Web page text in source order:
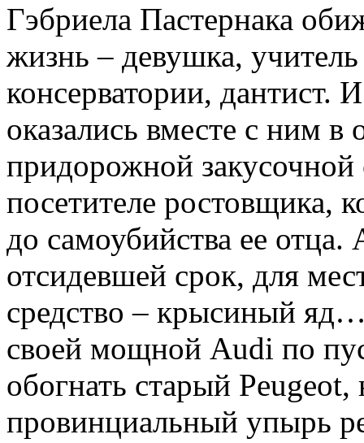
Гэбриела Пастернака
жизнь – девушка,
консерватории, дантист.
оказались вместе с ним
придорожной закусочной
посетителе ростовщика,
до самоубийства ее
отсидевшей срок, для
средство – крысиный
своей мощной Audi по
обогнать старый
провинциальный упырь